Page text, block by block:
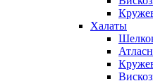
Халаты